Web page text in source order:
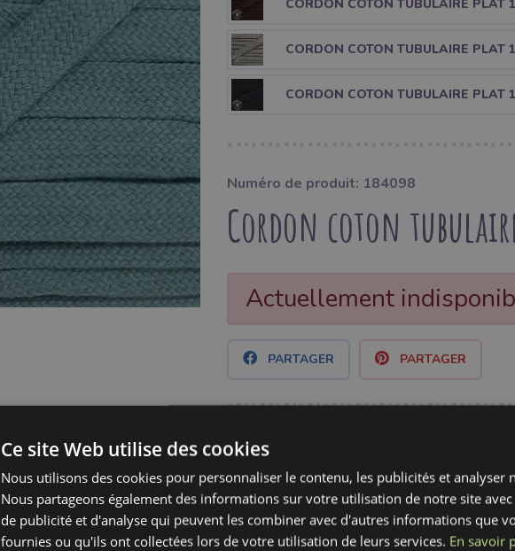
CORDON COTON TUBULAIRE PLAT
CORDON COTON TUBULAIRE PLAT
CORDON COTON TUBULAIRE PLAT
Numéro de produit: 184098
Cordon coton
Actuellement
PARTAGER PARTAGER
Catégorie:
Fabricant: Bubulákovo s.r.o www.bubutissus,fr
Composition: 100%CO
Ce site Web utilise des cookies
Nous utilisons des cookies pour personnaliser le contenu, les publicités et analyser
Nous partageons également des informations sur votre utilisation de notre site
de publicité et d'analyse qui peuvent les combiner avec d'autres informations que
fournies ou qu'ils ont collectées lors de votre utilisation de leurs services. En savoir